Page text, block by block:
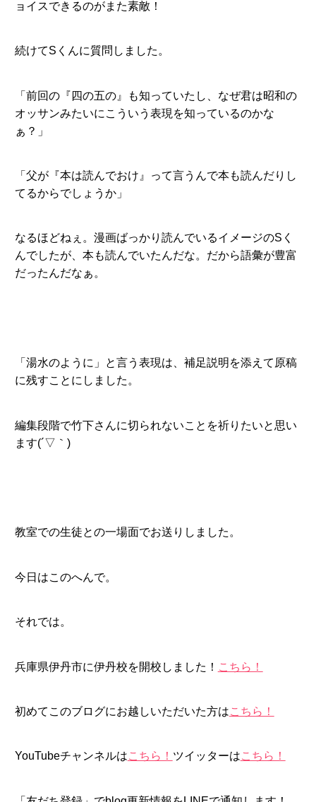
ョイスできるのがまた素敵！
続けてSくんに質問しました。
「前回の『四の五の』も知っていたし、なぜ君は昭和の
オッサンみたいにこういう表現を知っているのかな
ぁ？」
「父が『本は読んでおけ』って言うんで本も読んだりし
てるからでしょうか」
なるほどねぇ。漫画ばっかり読んでいるイメージのSく
んでしたが、本も読んでいたんだな。だから語彙が豊富
だったんだなぁ。
「湯水のように」と言う表現は、補足説明を添えて原稿
に残すことにしました。
編集段階で竹下さんに切られないことを祈りたいと思い
ます(´▽｀)
教室での生徒との一場面でお送りしました。
今日はこのへんで。
それでは。
兵庫県伊丹市に伊丹校を開校しました！ こちら！
初めてこのブログにお越しいただいた方はこちら！
YouTubeチャンネルはこちら！ ツイッターはこちら！